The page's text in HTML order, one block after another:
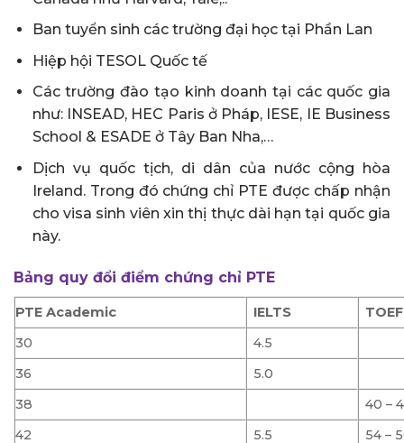
Ban tuyển sinh các trường đại học tại Phần Lan
Hiệp hội TESOL Quốc tế
Các trường đào tạo kinh doanh tại các quốc gia
như: INSEAD, HEC Paris ở Pháp, IESE, IE Business
School & ESADE ở Tây Ban Nha,…
Dịch vụ quốc tịch, di dân của nước cộng hòa
Ireland. Trong đó chứng chỉ PTE được chấp nhận
cho visa sinh viên xin thị thực dài hạn tại quốc gia
này.
Bảng quy đổi điểm chứng chỉ PTE
PTE Academic IELTS
30
4.5
36
5.0
38
40 –
42
5.5 54 –